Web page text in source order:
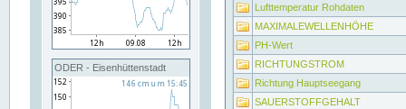
ODER - Eisenhüttenstadt
Lufttemperatur Rohdaten
MAXIMALEWELLENHÖHE
PH-Wert
RICHTUNGSTROM
Richtung Hauptseegang
SAUERSTOFFGEHALT